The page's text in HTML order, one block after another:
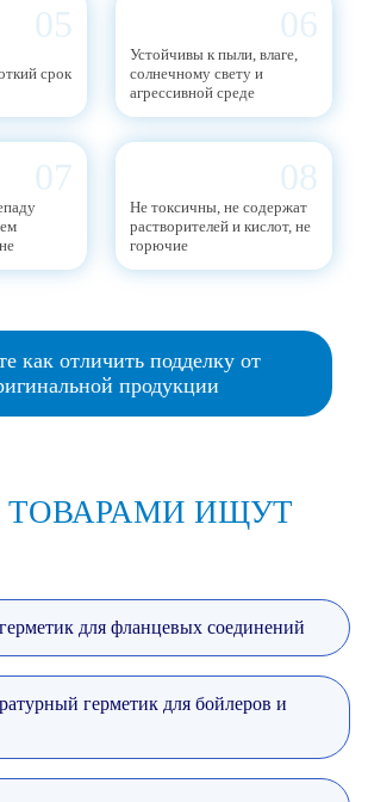
05
срок
06
Устойчивы к пыли, влаге,
солнечному свету и
агрессивной среде
07 08
Не токсичны, не содержат
растворителей и кислот, не
горючие
как отличить подделку от
продукции
ТОВАРАМИ ИЩУТ
для фланцевых соединений
герметик для бойлеров и